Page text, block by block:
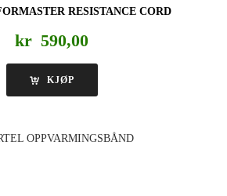
RESISTANCE CORD
kr 590,00
KJØP